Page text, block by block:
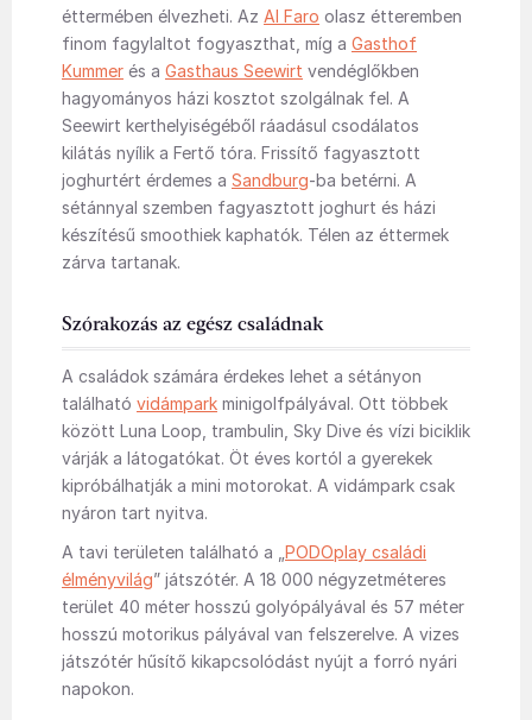
éttermében élvezheti. Az Al Faro olasz étteremben
finom fagylaltot fogyaszthat, míg a Gasthof
Kummer és a Gasthaus Seewirt vendéglőkben
hagyományos házi kosztot szolgálnak fel. A
Seewirt kerthelyiségéből ráadásul csodálatos
kilátás nyílik a Fertő tóra. Frissítő fagyasztott
joghurtért érdemes a Sandburg-ba betérni. A
sétánnyal szemben fagyasztott joghurt és házi
készítésű smoothiek kaphatók. Télen az éttermek
zárva tartanak.
Szórakozás az egész családnak
A családok számára érdekes lehet a sétányon
található vidámpark minigolfpályával. Ott többek
között Luna Loop, trambulin, Sky Dive és vízi biciklik
várják a látogatókat. Öt éves kortól a gyerekek
kipróbálhatják a mini motorokat. A vidámpark csak
nyáron tart nyitva.
A tavi területen található a „ PODOplay családi
élményvilág” játszótér. A 18 000 négyzetméteres
terület 40 méter hosszú golyópályával és 57 méter
hosszú motorikus pályával van felszerelve. A vizes
játszótér hűsítő kikapcsolódást nyújt a forró nyári
napokon.